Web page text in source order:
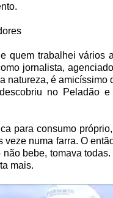
quem trabalhei
jornalista,
natureza, é
no Peladão
para consumo
numa farra. O
bebe, tomava
mais.